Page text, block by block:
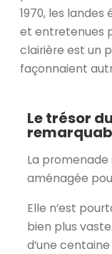
1970, les
et entretenues
clairière est un
façonnaient
Le trésor
La promenade
aménagée
Elle n’est
bien plus
d’une